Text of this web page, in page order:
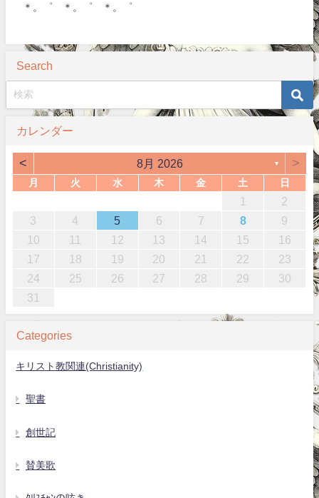
＊。゜ ＊。゜ ＊。゜
Search
カレンダー
< 8月 2026 ▼ >
月 火 水 木 金 土 日
1
2
3
4 5 6 7 8
9
10
11 12 13 14 15
16
17
18 19 20 21 22
23
24
25 26 27 28 29
30
31
Categories
キリスト教関連(Christianity)
聖書
創世記
賛美歌